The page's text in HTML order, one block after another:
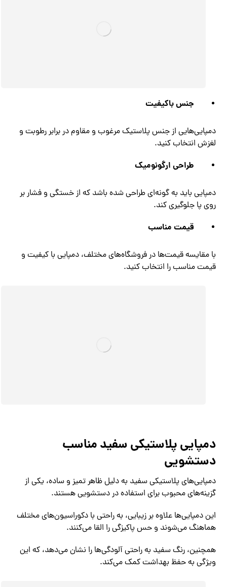
جنس باکیفیت
دمپایی‌هایی از جنس پلاستیک مرغوب و مقاوم در برابر رطوبت و
لغزش انتخاب کنید.
طراحی ارگونومیک
دمپایی باید به گونه‌ای طراحی شده باشد که از خستگی و فشار بر
روی پا جلوگیری کند.
قیمت مناسب
با مقایسه قیمت‌ها در فروشگاه‌های مختلف، دمپایی با کیفیت و
قیمت مناسب را انتخاب کنید.
دمپایی پلاستیکی سفید مناسب
دستشویی
دمپایی‌های پلاستیکی سفید به دلیل ظاهر تمیز و ساده، یکی از
گزینه‌های محبوب برای استفاده در دستشویی هستند.
این دمپایی‌ها علاوه بر زیبایی، به راحتی با دکوراسیون‌های مختلف
هماهنگ می‌شوند و حس پاکیزگی را القا می‌کنند.
همچنین، رنگ سفید به راحتی آلودگی‌ها را نشان می‌دهد، که این
ویژگی به حفظ بهداشت کمک می‌کند.